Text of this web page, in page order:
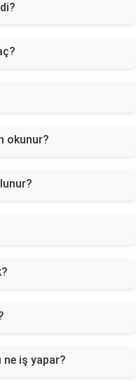
okunur?
iş yapar?